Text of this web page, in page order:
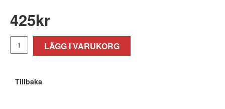
425kr
LÄGG I VARUKORG
Tillbaka